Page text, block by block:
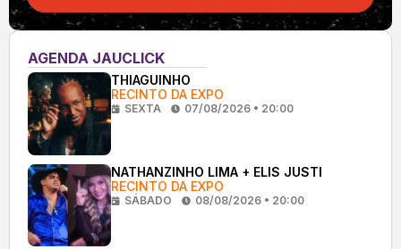
AGENDA JAUCLICK
THIAGUINHO
RECINTO DA EXPO
SEXTA 07/08/2026 • 20:00
NATHANZINHO LIMA + ELIS JUSTI
RECINTO DA EXPO
SÁBADO 08/08/2026 • 20:00